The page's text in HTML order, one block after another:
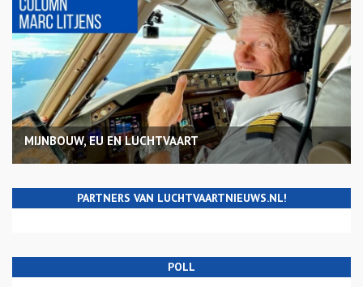
MIJNBOUW, EU EN LUCHTVAART
PARTNERS VAN LUCHTVAARTNIEUWS.NL!
POLL